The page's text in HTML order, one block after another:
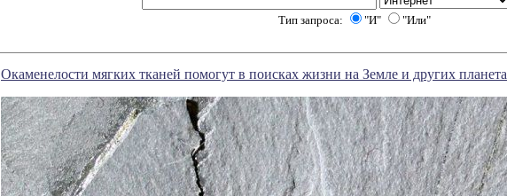
Тип запроса: "И" "Или"
Окаменелости мягких тканей помогут в поисках жизни на Земле и других